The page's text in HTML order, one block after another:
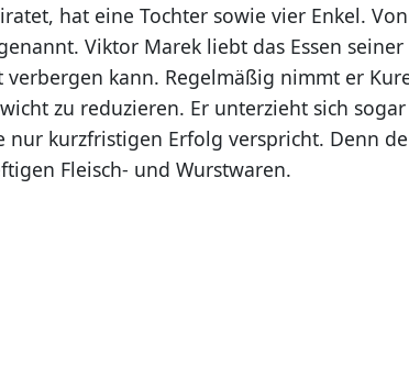
hat eine Tochter sowie vier Enkel.
Viktor Marek liebt das Essen
verbergen kann. Regelmäßig nimmt er
zu reduzieren. Er unterzieht sich
nur kurzfristigen Erfolg verspricht. Denn
Fleisch- und Wurstwaren.